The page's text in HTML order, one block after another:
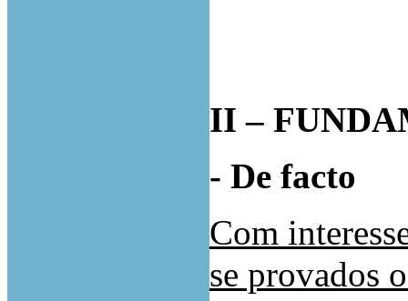
II –
- De facto
Com
se provados